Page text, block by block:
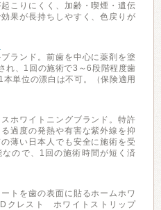
こりにくく、加齢・喫煙・遺伝
果が長持ちしやすく、色戻りが
ランド。前歯を中心に薬剤を塗
れ、1回の施術で3～6段階程度歯
単位の漂白は不可。（保険適用
ホワイトニングブランド。特許
過度の発熱や有害な紫外線を抑
薄い日本人でも安全に施術を受
ので、1回の施術時間が短く済
トを歯の表面に貼るホームホワ
クレスト ホワイトストリップ